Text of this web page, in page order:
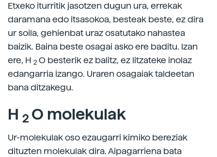
Etxeko iturritik jasotzen dugun ura, errekak
daramana edo itsasokoa, besteak beste, ez dira
ur soila, gehienbat uraz osatutako nahastea
baizik. Baina beste osagai asko ere baditu. Izan
ere, H 2 O besterik ez balitz, ez litzateke inolaz
edangarria izango. Uraren osagaiak taldeetan
bana ditzakegu.
H 2 O molekulak
Ur-molekulak oso ezaugarri kimiko bereziak
dituzten molekulak dira. Aipagarriena bata